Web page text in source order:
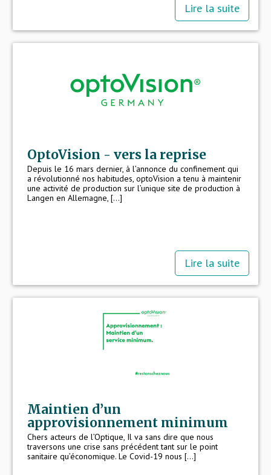
Lire la suite
OptoVision - vers la reprise
Depuis le 16 mars dernier, à l’annonce du confinement qui
a révolutionné nos habitudes, optoVision a tenu à maintenir
une activité de production sur l’unique site de production à
Langen en Allemagne, [...]
Lire la suite
Maintien d’un
approvisionnement minimum
Chers acteurs de l’Optique, Il va sans dire que nous
traversons une crise sans précédent tant sur le point
sanitaire qu’économique. Le Covid-19 nous [...]